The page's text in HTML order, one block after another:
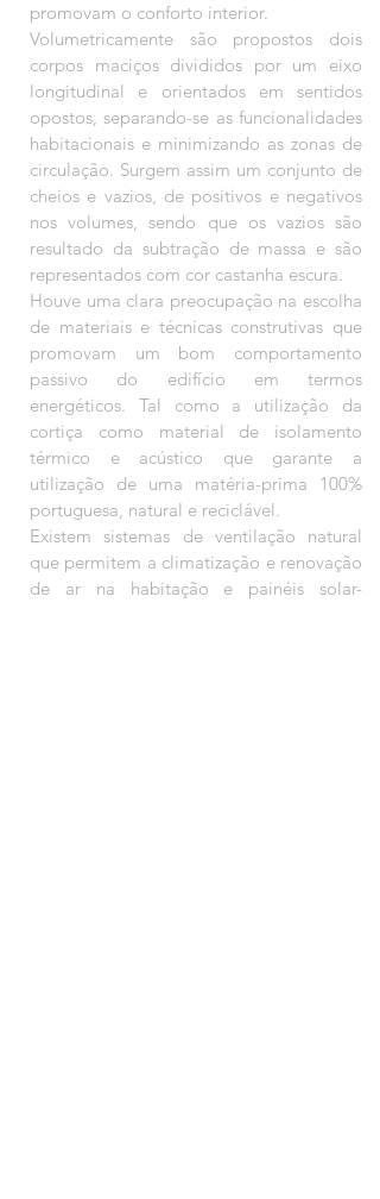
promovam o conforto interior.
Volumetricamente são propostos dois
corpos maciços divididos por um eixo
longitudinal e orientados em sentidos
opostos, separando-se as funcionalidades
habitacionais e minimizando as zonas de
circulação. Surgem assim um conjunto de
cheios e vazios, de positivos e negativos
nos volumes, sendo que os vazios são
resultado da subtração de massa e são
representados com cor castanha escura.
Houve uma clara preocupação na escolha
de materiais e técnicas construtivas que
promovam um bom comportamento
passivo do edifício em termos
energéticos. Tal como a utilização da
cortiça como material de isolamento
térmico e acústico que garante a
utilização de uma matéria-prima 100%
portuguesa, natural e reciclável.
Existem sistemas de ventilação natural
que permitem a climatização e renovação
de ar na habitação e painéis solar-